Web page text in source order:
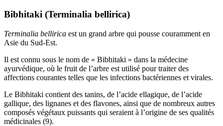
Bibhitaki (Terminalia bellirica)
Terminalia bellirica est un grand arbre qui pousse couramment en
Asie du Sud-Est.
Il est connu sous le nom de « Bibhitaki » dans la médecine
ayurvédique, où le fruit de l’arbre est utilisé pour traiter des
affections courantes telles que les infections bactériennes et virales.
Le Bibhitaki contient des tanins, de l’acide ellagique, de l’acide
gallique, des lignanes et des flavones, ainsi que de nombreux autres
composés végétaux puissants qui seraient à l’origine de ses qualités
médicinales (9).